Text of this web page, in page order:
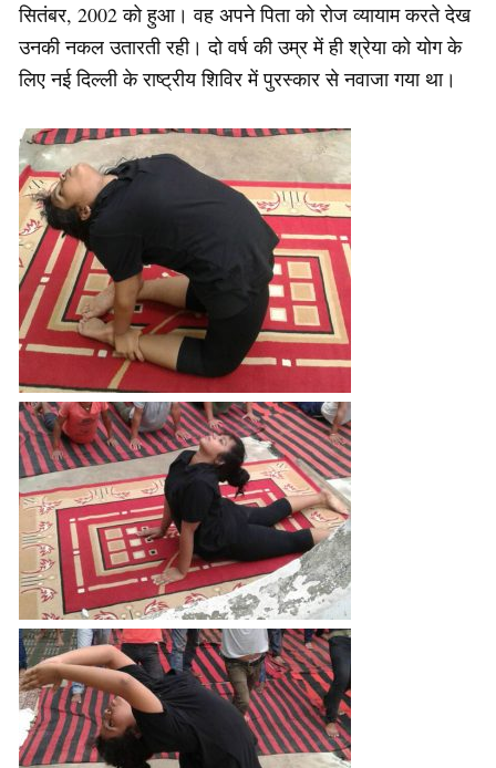
सितंबर, 2002 को हुआ। वह अपने पिता को रोज व्यायाम करते देख
उनकी नकल उतारती रही। दो वर्ष की उम्र में ही श्रेया को योग के
लिए नई दिल्ली के राष्ट्रीय शिविर में पुरस्कार से नवाजा गया था।